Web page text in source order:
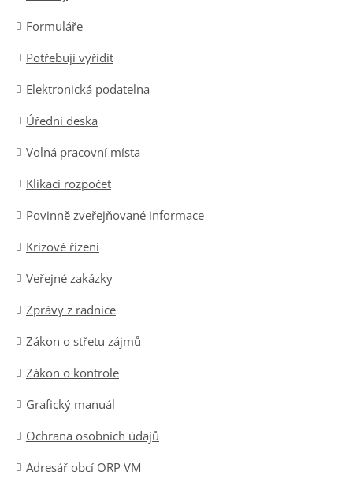
Formuláře
Potřebuji vyřídit
Elektronická podatelna
Úřední deska
Volná pracovní místa
Klikací rozpočet
Povinně zveřejňované informace
Krizové řízení
Veřejné zakázky
Zprávy z radnice
Zákon o střetu zájmů
Zákon o kontrole
Grafický manuál
Ochrana osobních údajů
Adresář obcí ORP VM